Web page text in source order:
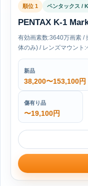
順位 1 ペンタックス /
PENTAX K-1
有効画素数:3640万画素 /
体のみ) / レンズマウント
新品
38,200〜153,100円
傷有り品
〜19,100円